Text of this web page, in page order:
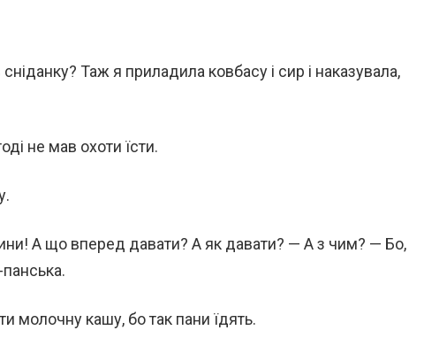
Таж я приладила ковбасу і сир і наказувала,
не мав охоти їсти.
А що вперед давати? А як давати? — А з чим? — Бо,
молочну кашу, бо так пани їдять.